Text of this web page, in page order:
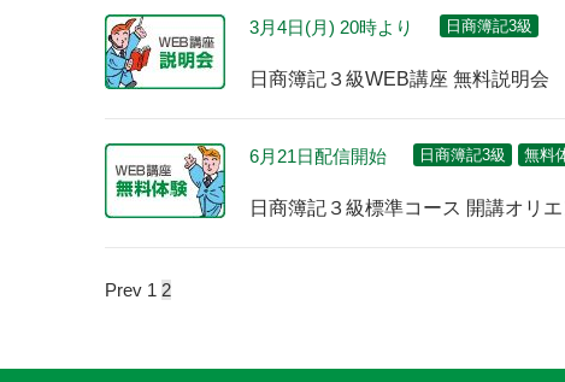
3月4日(月) 20時より 日商簿記3級
日商簿記３級WEB講座 無料説明会
6月21日配信開始 日商簿記3級 無料
日商簿記３級標準コース 開講オリ
Prev 1 2